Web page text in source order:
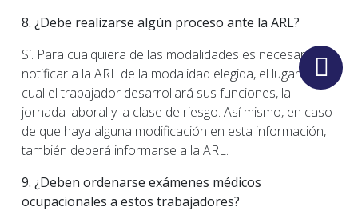
8. ¿Debe realizarse algún proceso ante la ARL?
Sí. Para cualquiera de las modalidades es necesario
notificar a la ARL de la modalidad elegida, el lugar en el
cual el trabajador desarrollará sus funciones, la
jornada laboral y la clase de riesgo. Así mismo, en caso
de que haya alguna modificación en esta información,
también deberá informarse a la ARL.
9. ¿Deben ordenarse exámenes médicos
ocupacionales a estos trabajadores?